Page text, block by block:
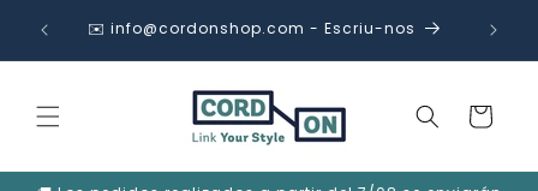
directament✉️ info@cordonshop.com - Escriu-nos 🎁
Cistella